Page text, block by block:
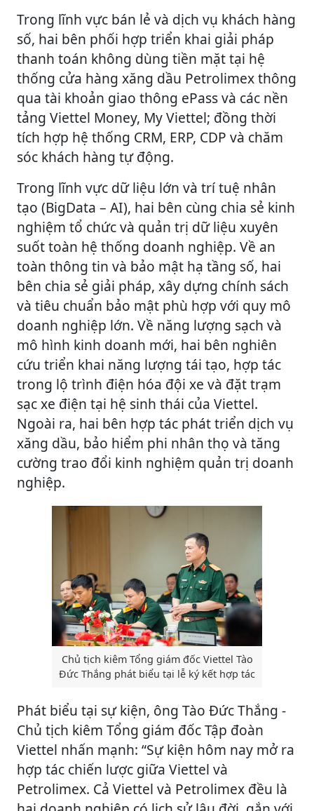
Trong lĩnh vực bán lẻ và dịch vụ khách hàng
số, hai bên phối hợp triển khai giải pháp
thanh toán không dùng tiền mặt tại hệ
thống cửa hàng xăng dầu Petrolimex thông
qua tài khoản giao thông ePass và các nền
tảng Viettel Money, My Viettel; đồng thời
tích hợp hệ thống CRM, ERP, CDP và chăm
sóc khách hàng tự động.
Trong lĩnh vực dữ liệu lớn và trí tuệ nhân
tạo (BigData – AI), hai bên cùng chia sẻ kinh
nghiệm tổ chức và quản trị dữ liệu xuyên
suốt toàn hệ thống doanh nghiệp. Về an
toàn thông tin và bảo mật hạ tầng số, hai
bên chia sẻ giải pháp, xây dựng chính sách
và tiêu chuẩn bảo mật phù hợp với quy mô
doanh nghiệp lớn. Về năng lượng sạch và
mô hình kinh doanh mới, hai bên nghiên
cứu triển khai năng lượng tái tạo, hợp tác
trong lộ trình điện hóa đội xe và đặt trạm
sạc xe điện tại hệ sinh thái của Viettel.
Ngoài ra, hai bên hợp tác phát triển dịch vụ
xăng dầu, bảo hiểm phi nhân thọ và tăng
cường trao đổi kinh nghiệm quản trị doanh
nghiệp.
Chủ tịch kiêm Tổng giám đốc Viettel Tào
Đức Thắng phát biểu tại lễ ký kết hợp tác
Phát biểu tại sự kiện, ông Tào Đức Thắng -
Chủ tịch kiêm Tổng giám đốc Tập đoàn
Viettel nhấn mạnh: “Sự kiện hôm nay mở ra
hợp tác chiến lược giữa Viettel và
Petrolimex. Cả Viettel và Petrolimex đều là